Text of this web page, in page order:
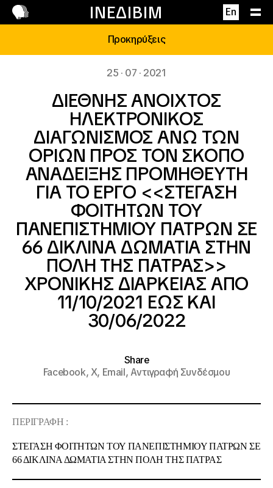
ΙΝΕΔΙΒΙΜ En
Επικοινωνία
Προκηρύξεις
25 · 07 · 2021
ΔΙΕΘΝΗΣ ΑΝΟΙΧΤΟΣ
ΗΛΕΚΤΡΟΝΙΚΟΣ
ΔΙΑΓΩΝΙΣΜΟΣ ΑΝΩ ΤΩΝ
ΟΡΙΩΝ ΠΡΟΣ ΤΟΝ ΣΚΟΠΟ
ΑΝΑΔΕΙΞΗΣ ΠΡΟΜΗΘΕΥΤΗ
ΓΙΑ ΤΟ ΕΡΓΟ <<ΣΤΕΓΑΣΗ
ΦΟΙΤΗΤΩΝ ΤΟΥ
ΠΑΝΕΠΙΣΤΗΜΙΟΥ ΠΑΤΡΩΝ ΣΕ
66 ΔΙΚΛΙΝΑ ΔΩΜΑΤΙΑ ΣΤΗΝ
ΠΟΛΗ ΤΗΣ ΠΑΤΡΑΣ>>
ΧΡΟΝΙΚΗΣ ΔΙΑΡΚΕΙΑΣ ΑΠΟ
11/10/2021 ΕΩΣ ΚΑΙ
30/06/2022
Share
Facebook,X, Email,Αντιγραφή Συνδέσμου
ΠΕΡΙΓΡΑΦΗ :
ΣΤΕΓΑΣΗ ΦΟΙΤΗΤΩΝ ΤΟΥ ΠΑΝΕΠΙΣΤΗΜΙΟΥ ΠΑΤΡΩΝ ΣΕ
66ΔΙΚΛΙΝΑ ΔΩΜΑΤΙΑ ΣΤΗΝ ΠΟΛΗ ΤΗΣ ΠΑΤΡΑΣ